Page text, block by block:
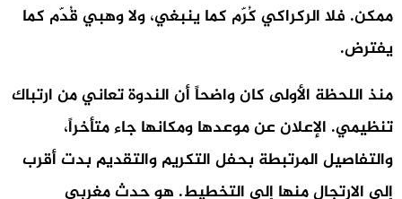
ممكن. فلا الركراكي كُرّم كما ينبغي، ولا وهبي قُدّم كما
يفترض.
منذ اللحظة الأولى كان واضحاً أن الندوة تعاني من ارتباك
تنظيمي. الإعلان عن موعدها ومكانها جاء متأخراً،
والتفاصيل المرتبطة بحفل التكريم والتقديم بدت أقرب
إلى الارتجال منها إلى التخطيط. هو حدث مغربي